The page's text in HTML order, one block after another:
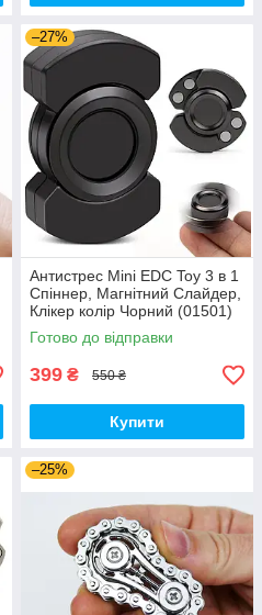
–27%
Антистрес Mini EDC Toy 3 в 1
Спіннер, Магнітний Слайдер,
Клікер колір Чорний (01501)
Готово до відправки
399 ₴ 550 ₴
Купити
–25%